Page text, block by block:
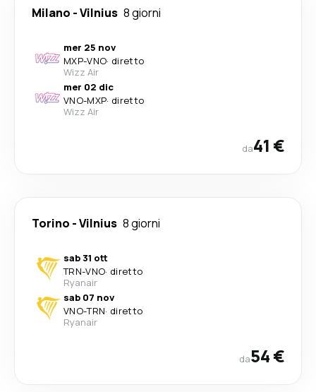
Milano -Vilnius 8 giorni
mer 25 nov
MXP-VNO· diretto
Wizz Air
mer 02 dic
VNO-MXP· diretto
Wizz Air
da41 €
Torino -Vilnius 8 giorni
sab 31 ott
TRN-VNO· diretto
Ryanair
sab 07 nov
VNO-TRN· diretto
Ryanair
da54 €